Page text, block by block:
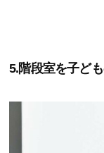
5.階段室を子ど